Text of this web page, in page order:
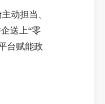
主动担当、
送上“零
台赋能政